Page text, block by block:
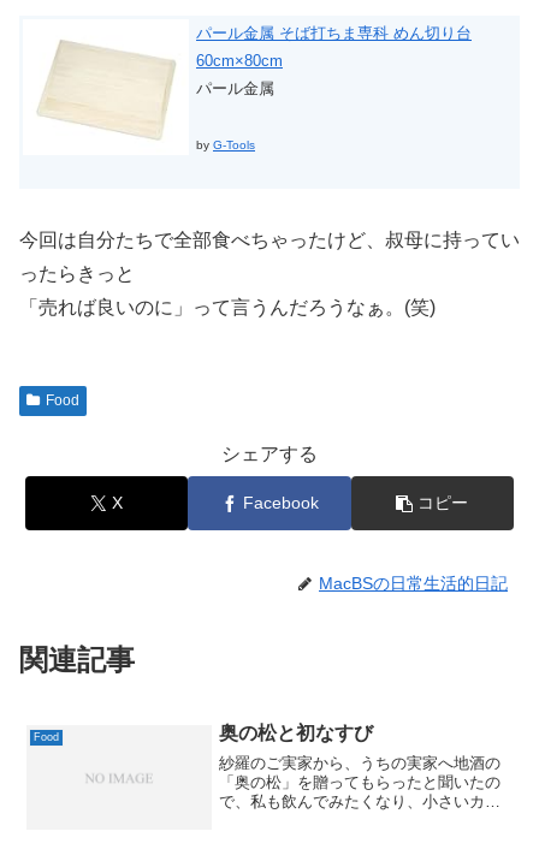
パール金属 そば打ちま専科 めん切り台
60cm×80cm
パール金属
by G-Tools
今回は自分たちで全部食べちゃったけど、叔母に持ってい
ったらきっと
「売れば良いのに」って言うんだろうなぁ。(笑)
Food
シェアする
X Facebook コピー
MacBSの日常生活的日記
関連記事
Food 奥の松と初なすび
紗羅のご実家から、うちの実家へ地酒の
「奥の松」を贈ってもらったと聞いたの
で、私も飲んでみたくなり、小さいカッ